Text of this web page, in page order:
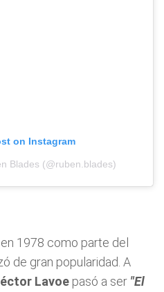
on Instagram
Blades (@ruben.blades)
1978 como parte del
de gran popularidad. A
Lavoe pasó a ser "El